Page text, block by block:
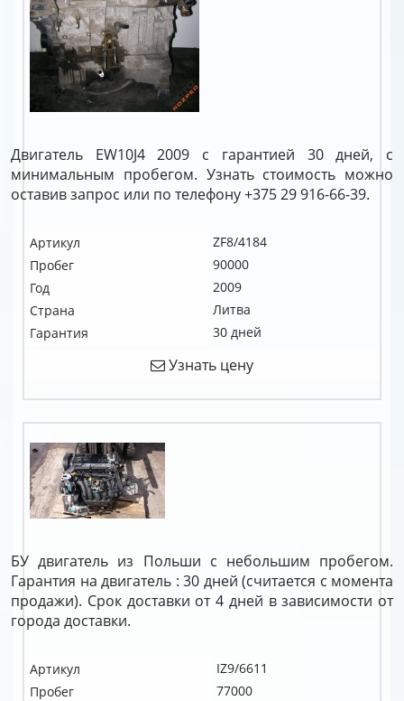
Двигатель EW10J4 2009 с гарантией 30 дней, с
минимальным пробегом. Узнать стоимость можно
оставив запрос или по телефону +375 29 916-66-39.
Артикул
ZF8/4184
Пробег
90000
Год
2009
Страна
Литва
Гарантия
30 дней
Узнать цену
БУ двигатель из Польши с небольшим пробегом.
Гарантия на двигатель : 30 дней (считается с момента
продажи). Срок доставки от 4 дней в зависимости от
города доставки.
Артикул
IZ9/6611
Пробег
77000